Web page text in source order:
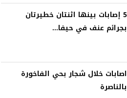
5 إصابات بينها اثنتان خطيرتان
بجرائم عنف في حيفا...
اصابات خلال شجار بحي الفاخورة
بالناصرة